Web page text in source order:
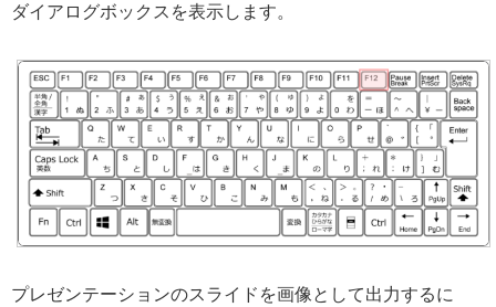
ダイアログボックスを表示します。
プレゼンテーションのスライドを画像として出力するに